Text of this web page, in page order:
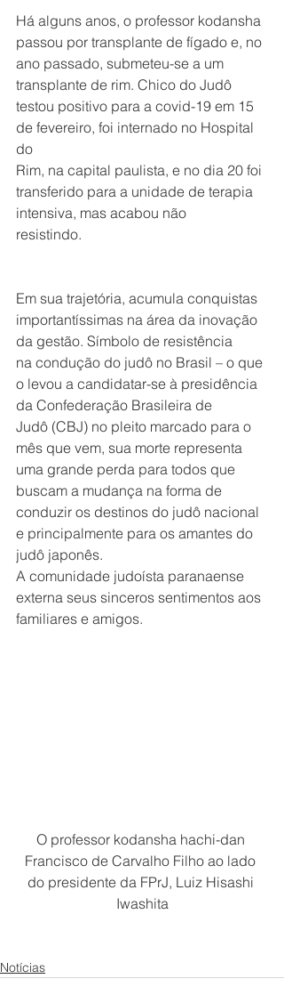
Há alguns anos, o professor kodansha
passou por transplante de fígado e, no
ano passado, submeteu-se a um
transplante de rim. Chico do Judô
testou positivo para a covid-19 em 15
de fevereiro, foi internado no Hospital
do
Rim, na capital paulista, e no dia 20 foi
transferido para a unidade de terapia
intensiva, mas acabou não
resistindo.
Em sua trajetória, acumula conquistas
importantíssimas na área da inovação
da gestão. Símbolo de resistência
na condução do judô no Brasil – o que
o levou a candidatar-se à presidência
da Confederação Brasileira de
Judô (CBJ) no pleito marcado para o
mês que vem, sua morte representa
uma grande perda para todos que
buscam a mudança na forma de
conduzir os destinos do judô nacional
e principalmente para os amantes do
judô japonês.
A comunidade judoísta paranaense
externa seus sinceros sentimentos aos
familiares e amigos.
O professor kodansha hachi-dan
Francisco de Carvalho Filho ao lado
do presidente da FPrJ, Luiz Hisashi
Iwashita
Notícias